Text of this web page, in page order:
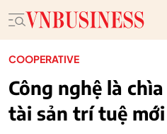
COOPERATIVE
Công nghệ là
tài sản trí tuệ